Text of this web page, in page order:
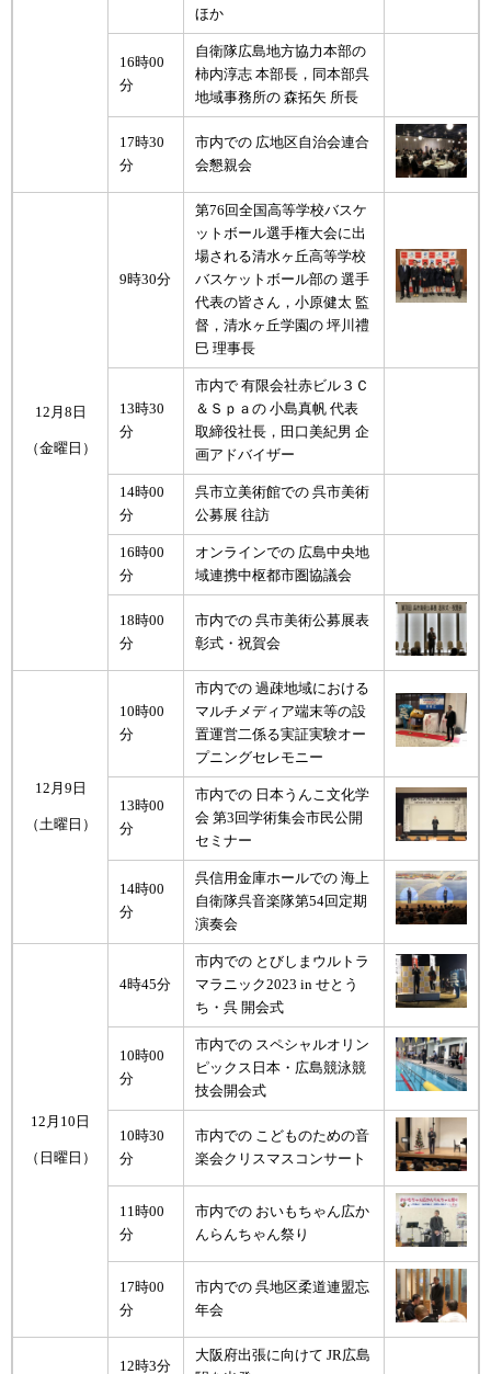
ほか
16時00
分
自衛隊広島地方協力本部の
柿内淳志 本部長，同本部呉
地域事務所の 森拓矢 所長
17時30
分
市内での 広地区自治会連合
会懇親会
12月8日
（金曜日）
9時30分
第76回全国高等学校バスケ
ットボール選手権大会に出
場される清水ヶ丘高等学校
バスケットボール部の 選手
代表の皆さん，小原健太 監
督，清水ヶ丘学園の 坪川禮
巳 理事長
13時30
分
市内で 有限会社赤ビル３Ｃ
＆Ｓｐａの 小島真帆 代表
取締役社長，田口美紀男 企
画アドバイザー
14時00
分
呉市立美術館での 呉市美術
公募展 往訪
16時00
分
オンラインでの 広島中央地
域連携中枢都市圏協議会
18時00
分
市内での 呉市美術公募展表
彰式・祝賀会
12月9日
（土曜日）
10時00
分
市内での 過疎地域における
マルチメディア端末等の設
置運営二係る実証実験オー
プニングセレモニー
13時00
分
市内での 日本うんこ文化学
会 第3回学術集会市民公開
セミナー
14時00
分
呉信用金庫ホールでの 海上
自衛隊呉音楽隊第54回定期
演奏会
12月10日
（日曜日）
4時45分
市内での とびしまウルトラ
マラニック2023 in せとう
ち・呉 開会式
10時00
分
市内での スペシャルオリン
ピックス日本・広島競泳競
技会開会式
10時30
分
市内での こどものための音
楽会クリスマスコンサート
11時00
分
市内での おいもちゃん広か
んらんちゃん祭り
17時00
分
市内での 呉地区柔道連盟忘
年会
12時3分
大阪府出張に向けて JR広島